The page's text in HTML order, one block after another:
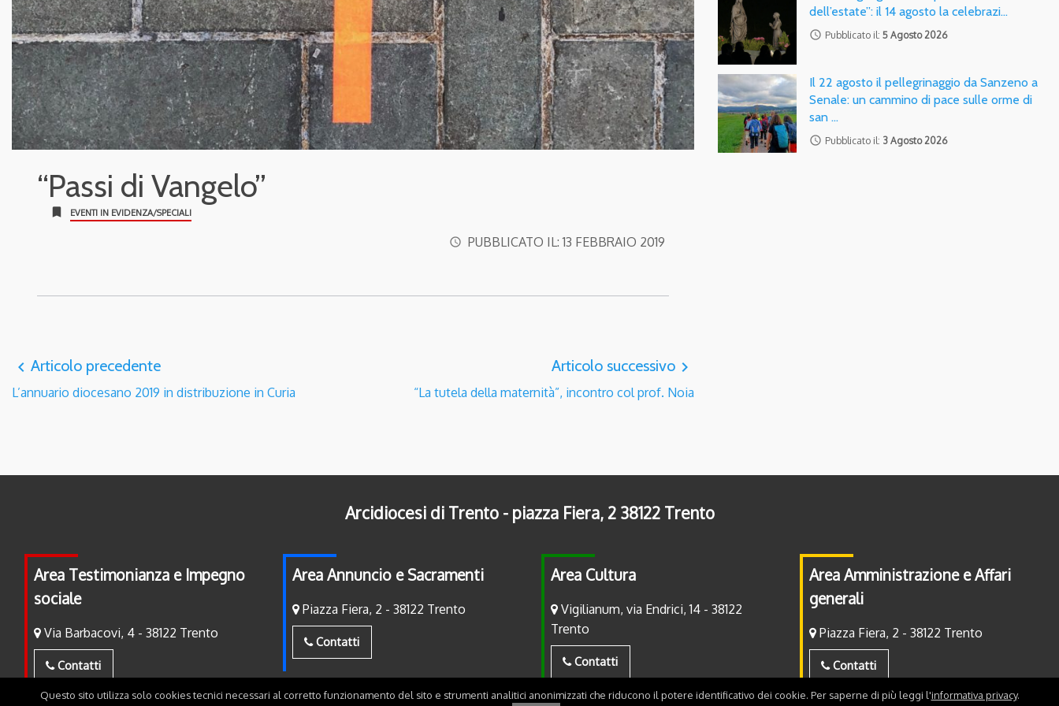
“Passi di Vangelo”
bookmark EVENTI IN EVIDENZA/SPECIALI
access_time PUBBLICATO IL:13 FEBBRAIO 2019
navigate_before Articolo precedente
L’annuario diocesano 2019 in distribuzione in Curia
Articolo successivo navigate_next
“La tutela della maternità”, incontro col prof. Noia
dell’estate”: il 14 agosto la celebrazi…
access_time Pubblicato il:5 Agosto 2026
Il 22 agosto il pellegrinaggio da Sanzeno a
Senale: un cammino di pace sulle orme di
san …
access_time Pubblicato il: 3 Agosto 2026
Arcidiocesi di Trento - piazza Fiera, 2 38122 Trento
Area Testimonianza e Impegno
sociale
Via Barbacovi, 4 - 38122 Trento
Contatti
Area Annuncio e Sacramenti
Piazza Fiera, 2 - 38122 Trento
Contatti
Area Cultura
Vigilianum, via Endrici, 14 - 38122
Trento
Contatti
Area Amministrazione e Affari
generali
Piazza Fiera, 2 - 38122 Trento
Contatti
Questo sito utilizza solo cookies tecnici necessari al corretto funzionamento del sito e strumenti analitici anonimizzati che riducono il potere identificativo dei cookie. Per saperne di più leggi l'informativa privacy.